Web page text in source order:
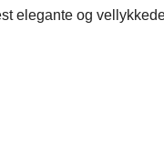
elegante og